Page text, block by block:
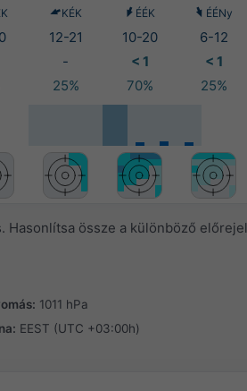
KÉK ÉÉK ÉÉNy
12-21 10-20
6-12
- < 1
< 1
25% 70% 25%
össze a különböző
1011 hPa
EEST (UTC +03:00h)